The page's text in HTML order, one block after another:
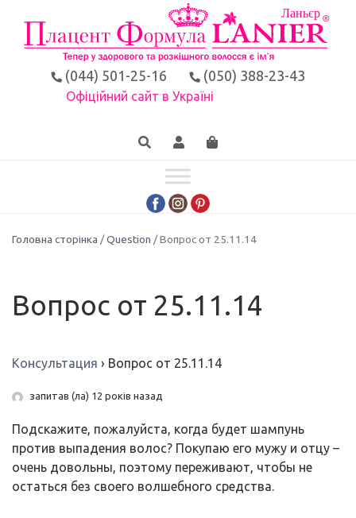
(044) 501-25-16 (050) 388-23-43
Офіційний сайт в Україні
Головна сторінка /Question / Вопрос от 25.11.14
Вопрос от 25.11.14
Консультация › Вопрос от 25.11.14
запитав (ла) 12 років назад
Подскажите, пожалуйста, когда будет шампунь
против выпадения волос? Покупаю его мужу и отцу –
очень довольны, поэтому переживают, чтобы не
остаться без своего волшебного средства.